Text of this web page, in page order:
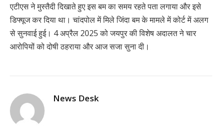
एटीएस ने मुस्तैदी दिखाते हुए इस बम का समय रहते पता लगाया और इसे
डिफ्यूज कर दिया था। चांदपोल में मिले जिंदा बम के मामले में कोर्ट में अलग
से सुनवाई हुई। 4 अप्रैल 2025 को जयपुर की विशेष अदालत ने चार
आरोपियों को दोषी ठहराया और आज सजा सुना दी।
News Desk